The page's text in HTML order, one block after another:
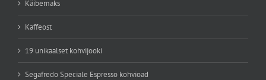
Käibemaks
Kaffeost
19 unikaalset kohvijooki
Segafredo Speciale Espresso kohvioad